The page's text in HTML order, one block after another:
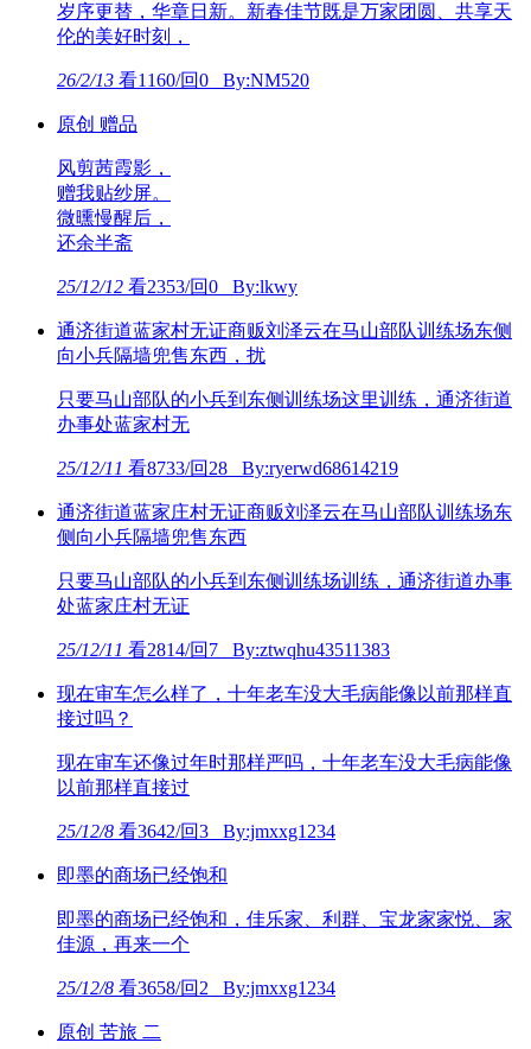
岁序更替，华章日新。新春佳节既是万家团圆、共享天
伦的美好时刻，
26/2/13 看1160/回0 By:NM520
原创 赠品
风剪茜霞影，
赠我贴纱屏。
微曛慢醒后，
还余半斋
25/12/12 看2353/回0 By:lkwy
通济街道蓝家村无证商贩刘泽云在马山部队训练场东侧
向小兵隔墙兜售东西，扰
只要马山部队的小兵到东侧训练场这里训练，通济街道
办事处蓝家村无
25/12/11 看8733/回28 By:ryerwd68614219
通济街道蓝家庄村无证商贩刘泽云在马山部队训练场东
侧向小兵隔墙兜售东西
只要马山部队的小兵到东侧训练场训练，通济街道办事
处蓝家庄村无证
25/12/11 看2814/回7 By:ztwqhu43511383
现在审车怎么样了，十年老车没大毛病能像以前那样直
接过吗？
现在审车还像过年时那样严吗，十年老车没大毛病能像
以前那样直接过
25/12/8 看3642/回3 By:jmxxg1234
即墨的商场已经饱和
即墨的商场已经饱和，佳乐家、利群、宝龙家家悦、家
佳源，再来一个
25/12/8 看3658/回2 By:jmxxg1234
原创 苦旅 二